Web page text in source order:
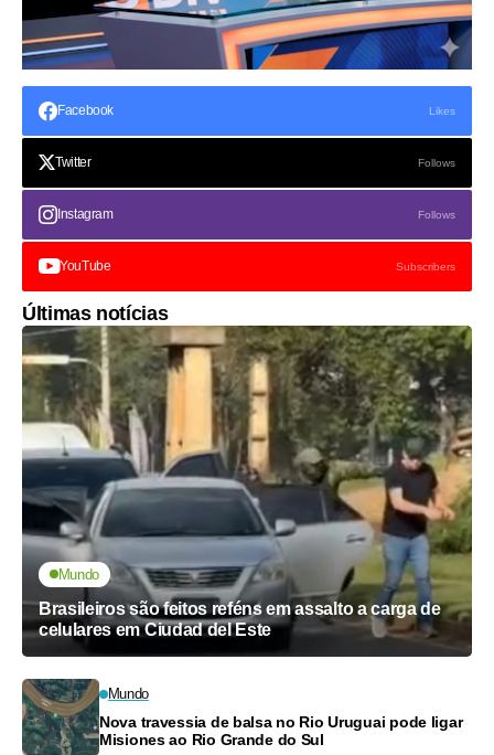
Facebook Likes
Twitter Follows
Instagram Follows
YouTube Subscribers
Últimas notícias
Mundo
Brasileiros são feitos reféns em assalto a carga de
celulares em Ciudad del Este
Mundo
Nova travessia de balsa no Rio Uruguai pode ligar
Misiones ao Rio Grande do Sul